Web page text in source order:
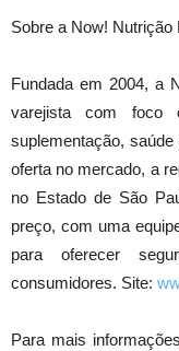
Sobre a Now! Nutrição
Fundada em 2004, a
varejista com foco
suplementação,
oferta no mercado, a
no Estado de São
preço, com uma
para oferecer
consumidores. Site:
Para mais